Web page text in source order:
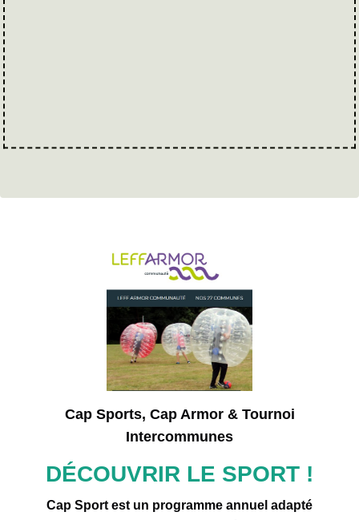
Cap Sports, Cap Armor & Tournoi
Intercommunes
DÉCOUVRIR LE SPORT !
Cap Sport est un programme annuel adapté